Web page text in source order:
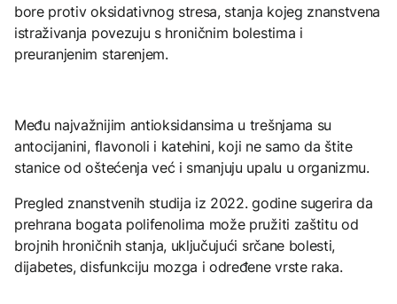
bore protiv oksidativnog stresa, stanja kojeg znanstvena
istraživanja povezuju s hroničnim bolestima i
preuranjenim starenjem.
Među najvažnijim antioksidansima u trešnjama su
antocijanini, flavonoli i katehini, koji ne samo da štite
stanice od oštećenja već i smanjuju upalu u organizmu.
Pregled znanstvenih studija iz 2022. godine sugerira da
prehrana bogata polifenolima može pružiti zaštitu od
brojnih hroničnih stanja, uključujući srčane bolesti,
dijabetes, disfunkciju mozga i određene vrste raka.